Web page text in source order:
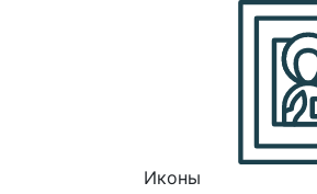
Иконы